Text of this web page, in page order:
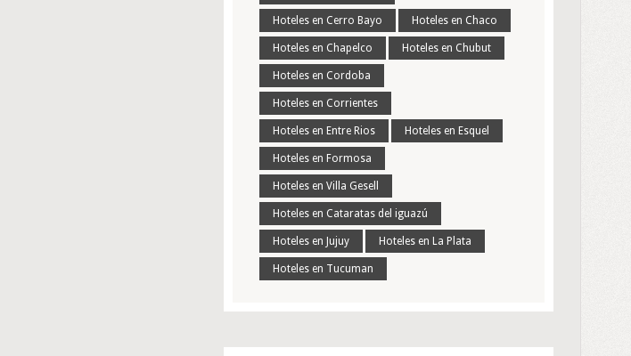
Hoteles en Cerro Bayo Hoteles en Chaco
Hoteles en Chapelco Hoteles en Chubut
Hoteles en Cordoba
Hoteles en Corrientes
Hoteles en Entre Rios Hoteles en Esquel
Hoteles en Formosa
Hoteles en Villa Gesell
Hoteles en Cataratas del iguazú
Hoteles en Jujuy Hoteles en La Plata
Hoteles en Tucuman